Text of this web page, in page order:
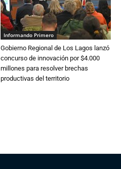
Informando Primero
Gobierno Regional de Los Lagos lanzó
concurso de innovación por $4.000
millones para resolver brechas
productivas del territorio